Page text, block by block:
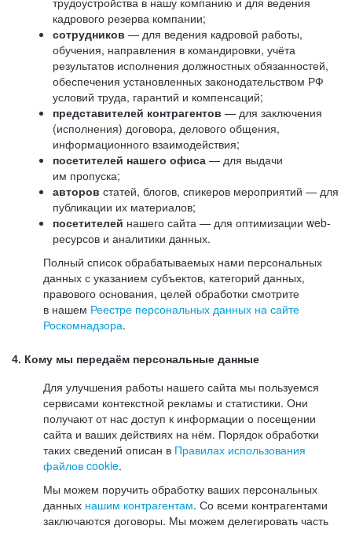
кадрового резерва компании;
сотрудников — для ведения кадровой работы,
обучения, направления в командировки, учёта
результатов исполнения должностных обязанностей,
обеспечения установленных законодательством РФ
условий труда, гарантий и компенсаций;
представителей контрагентов — для заключения
(исполнения) договора, делового общения,
информационного взаимодействия;
посетителей нашего офиса — для выдачи
им пропуска;
авторов статей, блогов, спикеров мероприятий — для
публикации их материалов;
посетителей нашего сайта — для оптимизации web-
ресурсов и аналитики данных.
Полный список обрабатываемых нами персональных
данных с указанием субъектов, категорий данных,
правового основания, целей обработки смотрите
в нашем Реестре персональных данных на сайте
Роскомнадзора.
4. Кому мы передаём персональные данные
Для улучшения работы нашего сайта мы пользуемся
сервисами контекстной рекламы и статистики. Они
получают от нас доступ к информации о посещении
сайта и ваших действиях на нём. Порядок обработки
таких сведений описан в Правилах использования
файлов cookie.
Мы можем поручить обработку ваших персональных
данных нашим контрагентам. Со всеми контрагентами
заключаются договоры. Мы можем делегировать часть